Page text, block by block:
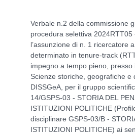
Verbale n.2 della commissione
procedura selettiva 2024RTT05
l’assunzione di n. 1 ricercatore
determinato in tenure-track
impegno a tempo pieno, presso
Scienze storiche, geografiche e
DISSGeA, per il gruppo
14/GSPS-03 - STORIA DEL
ISTITUZIONI POLITICHE
disciplinare GSPS-03/B -
ISTITUZIONI POLITICHE) ai